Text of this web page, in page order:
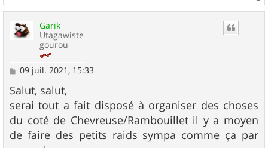
a
Garik
Utagawiste
gourou
M
s
s
a
g
e
09 juil. 2021, 15:33
Salut, salut,
serai tout a fait disposé à organiser des choses
du coté de Chevreuse/Rambouillet il y a moyen
de faire des petits raids sympa comme ça par